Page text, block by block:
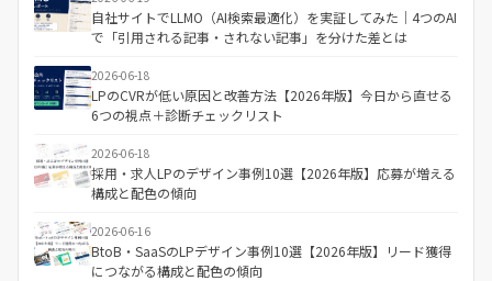
自社サイトでLLMO（AI検索最適化）を実証してみた｜4つのAI
で「引用される記事・されない記事」を分けた差とは
2026-06-18
LPのCVRが低い原因と改善方法【2026年版】今日から直せる
6つの視点＋診断チェックリスト
2026-06-18
採用・求人LPのデザイン事例10選【2026年版】応募が増える
構成と配色の傾向
2026-06-16
BtoB・SaaSのLPデザイン事例10選【2026年版】リード獲得
につながる構成と配色の傾向